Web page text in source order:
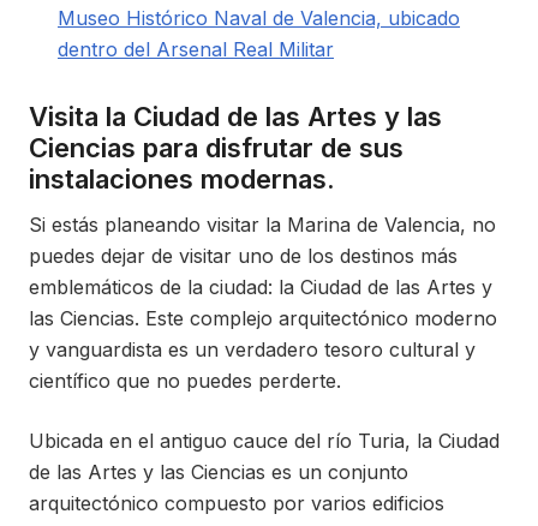
Museo Histórico Naval de Valencia, ubicado
dentro del Arsenal Real Militar
Visita la Ciudad de las Artes y las
Ciencias para disfrutar de sus
instalaciones modernas.
Si estás planeando visitar la Marina de Valencia, no
puedes dejar de visitar uno de los destinos más
emblemáticos de la ciudad: la Ciudad de las Artes y
las Ciencias. Este complejo arquitectónico moderno
y vanguardista es un verdadero tesoro cultural y
científico que no puedes perderte.
Ubicada en el antiguo cauce del río Turia, la Ciudad
de las Artes y las Ciencias es un conjunto
arquitectónico compuesto por varios edificios